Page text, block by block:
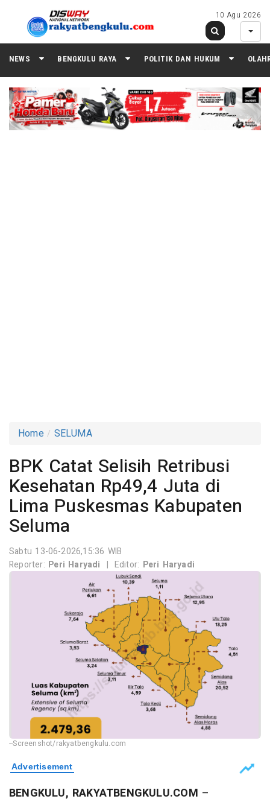
10 Agu 2026
NEWS BENGKULU RAYA POLITIK DAN HUKUM
Home SELUMA
BPK Catat Selisih Retribusi
Kesehatan Rp49,4 Juta di
Lima Puskesmas Kabupaten
Seluma
Sabtu 13-06-2026,15:36 WIB
Reporter: Peri Haryadi | Editor: Peri Haryadi
--Screenshot/rakyatbengkulu.com
BENGKULU, RAKYATBENGKULU.COM –